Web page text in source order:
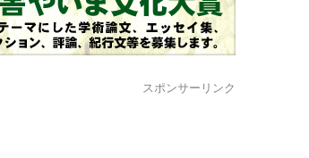
スポンサーリンク